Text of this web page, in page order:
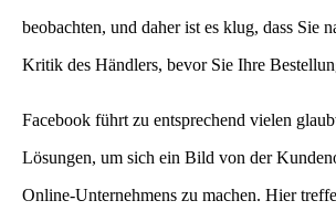
beobachten, und daher ist es klug, dass Sie
Kritik des Händlers, bevor Sie Ihre
Facebook führt zu entsprechend vielen
Lösungen, um sich ein Bild von der
Online-Unternehmens zu machen. Hier